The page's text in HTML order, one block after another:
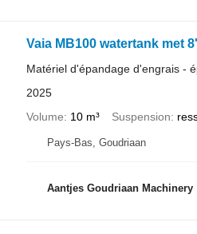
Vaia MB100 watertank met
Matériel d'épandage d'engrais -
2025
Volume
10 m³ Suspension
Pays-Bas, Goudriaan
Aantjes Goudriaan Machinery